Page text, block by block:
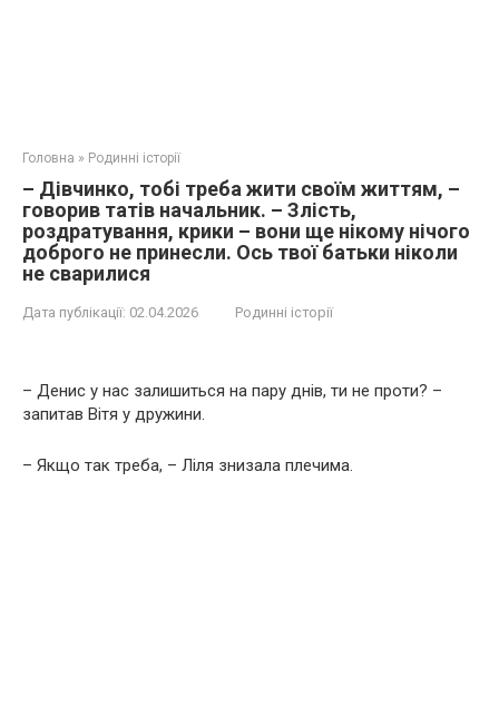
Головна » Родинні історії
– Дівчинко, тобі треба жити своїм життям, –
говорив татів начальник. – Злість,
роздратування, крики – вони ще нікому нічого
доброго не принесли. Ось твої батьки ніколи
не сварилися
Дата публікації: 02.04.2026 Родинні історії
– Денис у нас залишиться на пару днів, ти не проти? –
запитав Вітя у дружини.
– Якщо так треба, – Ліля знизала плечима.